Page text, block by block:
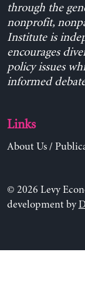
through the
nonprofit,
Institute is
encourages
policy issues
informed
Links
About Us/
© 2026 Levy
development by